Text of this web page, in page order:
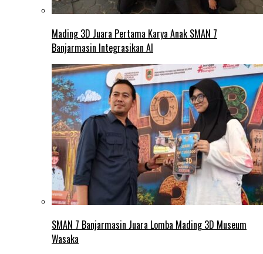
Mading 3D Juara Pertama Karya Anak SMAN 7
Banjarmasin Integrasikan AI
SMAN 7 Banjarmasin Juara Lomba Mading 3D Museum
Wasaka